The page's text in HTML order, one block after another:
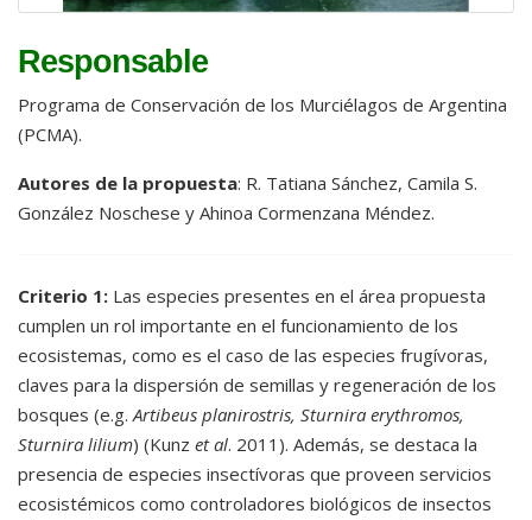
Responsable
Programa de Conservación de los Murciélagos de Argentina
(PCMA).
Autores de la propuesta: R. Tatiana Sánchez, Camila S.
González Noschese y Ahinoa Cormenzana Méndez.
Criterio 1: Las especies presentes en el área propuesta
cumplen un rol importante en el funcionamiento de los
ecosistemas, como es el caso de las especies frugívoras,
claves para la dispersión de semillas y regeneración de los
bosques (e.g.Artibeus planirostris, Sturnira erythromos,
Sturnira lilium) (Kunz et al. 2011). Además, se destaca la
presencia de especies insectívoras que proveen servicios
ecosistémicos como controladores biológicos de insectos